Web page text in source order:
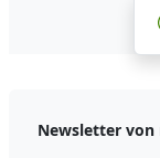
Newsletter von